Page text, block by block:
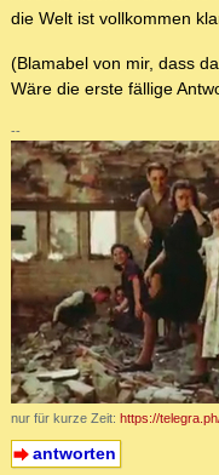
die Welt ist vollkommen
(Blamabel von mir, dass
Wäre die erste fällige
--
nur für kurze Zeit: https://
antworten